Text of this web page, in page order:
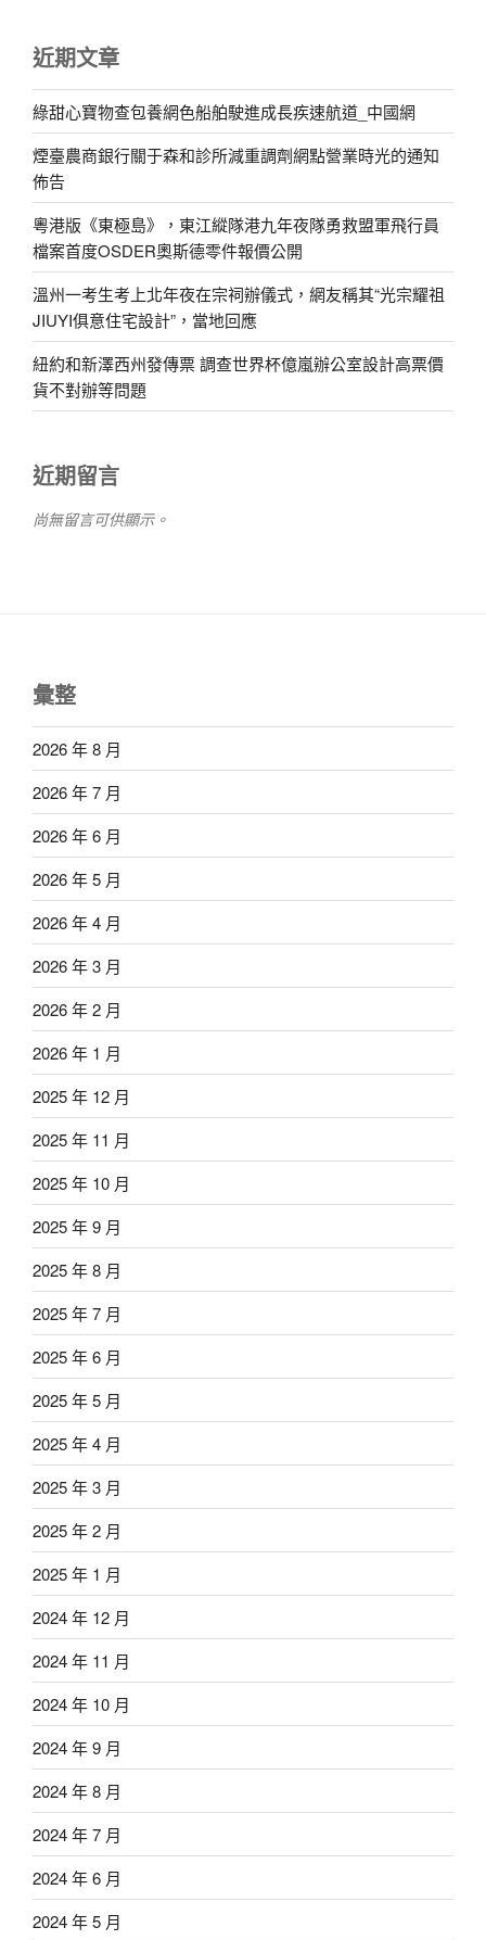
近期文章
綠甜心寶物查包養網色船舶駛進成長疾速航道_中國網
煙臺農商銀行關于森和診所減重調劑網點營業時光的通知
佈告
粵港版《東極島》，東江縱隊港九年夜隊勇救盟軍飛行員
檔案首度OSDER奧斯德零件報價公開
溫州一考生考上北年夜在宗祠辦儀式，網友稱其“光宗耀祖
JIUYI俱意住宅設計”，當地回應
紐約和新澤西州發傳票 調查世界杯億嵐辦公室設計高票價
貨不對辦等問題
近期留言
尚無留言可供顯示。
彙整
2026 年 8 月
2026 年 7 月
2026 年 6 月
2026 年 5 月
2026 年 4 月
2026 年 3 月
2026 年 2 月
2026 年 1 月
2025 年 12 月
2025 年 11 月
2025 年 10 月
2025 年 9 月
2025 年 8 月
2025 年 7 月
2025 年 6 月
2025 年 5 月
2025 年 4 月
2025 年 3 月
2025 年 2 月
2025 年 1 月
2024 年 12 月
2024 年 11 月
2024 年 10 月
2024 年 9 月
2024 年 8 月
2024 年 7 月
2024 年 6 月
2024 年 5 月